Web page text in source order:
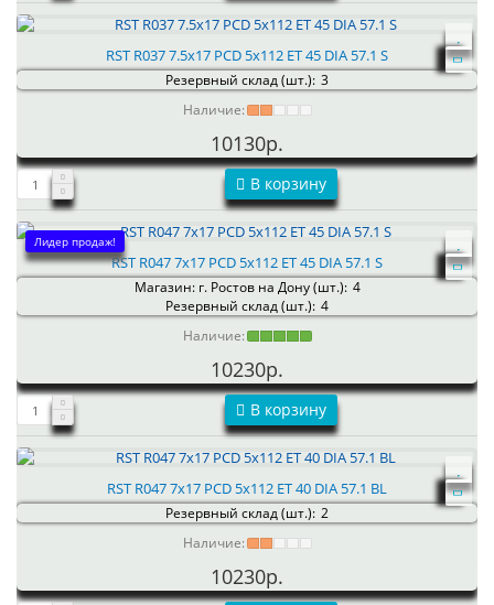
RST R037 7.5x17 PCD 5x112 ET 45 DIA 57.1 S
Резервный склад (шт.): 3
Наличие:
10130р.
В корзину
Лидер продаж!
RST R047 7x17 PCD 5x112 ET 45 DIA 57.1 S
Магазин: г. Ростов на Дону (шт.): 4
Резервный склад (шт.): 4
Наличие:
10230р.
В корзину
RST R047 7x17 PCD 5x112 ET 40 DIA 57.1 BL
Резервный склад (шт.): 2
Наличие:
10230р.